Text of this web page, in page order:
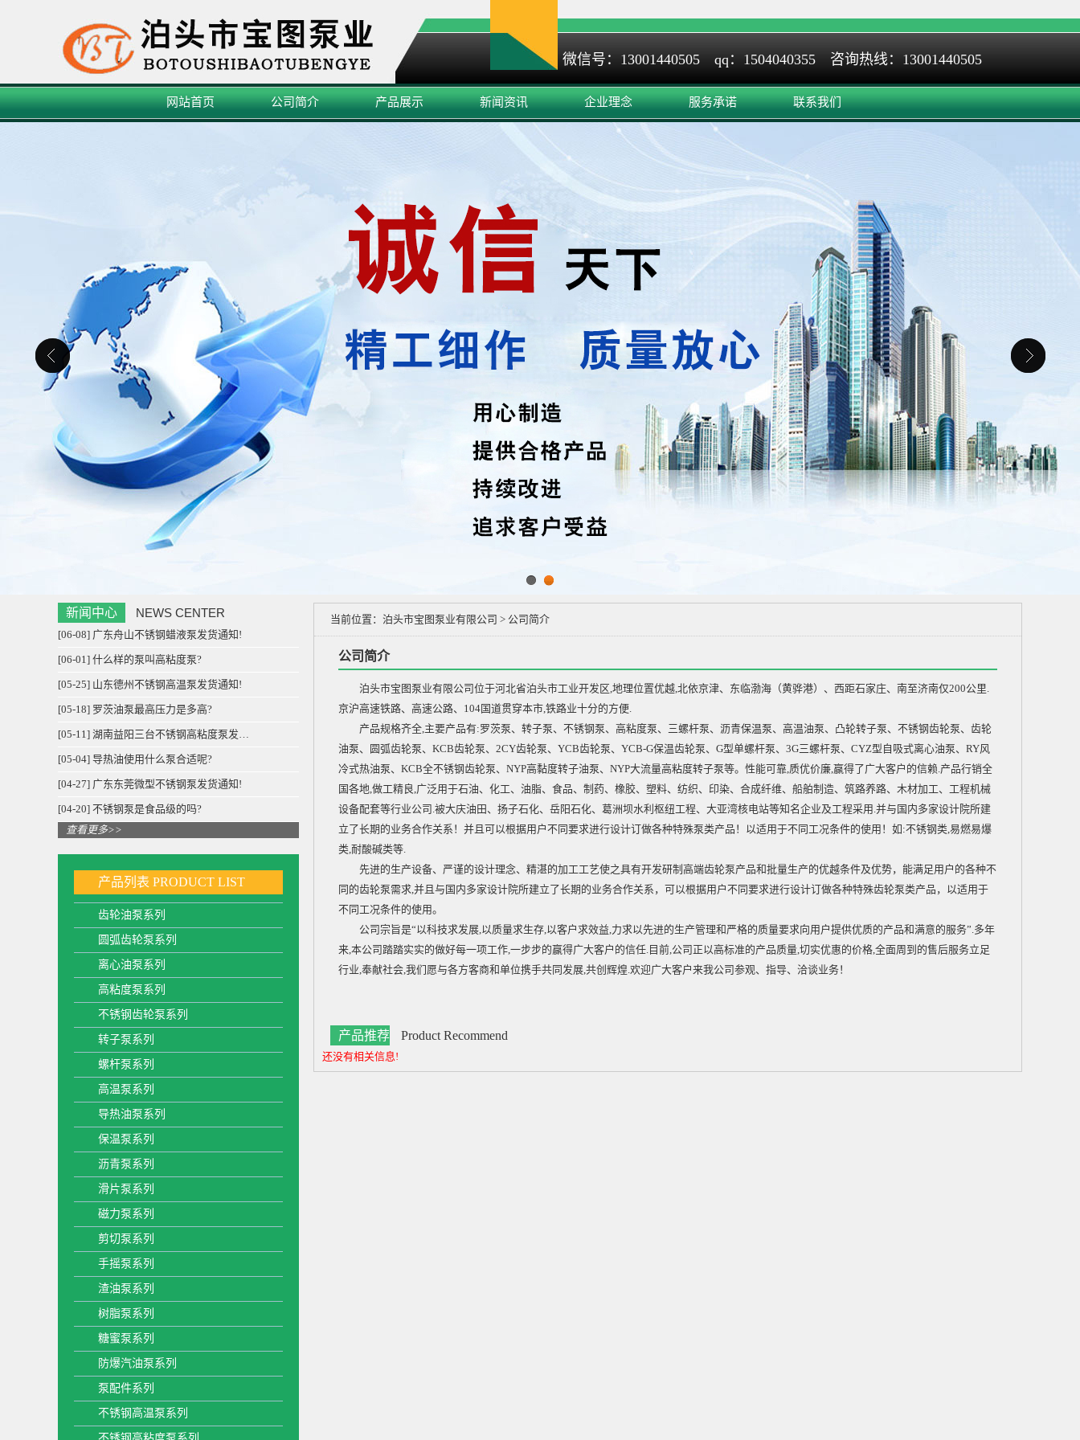
微信号：13001440505 qq：1504040355 咨询热线：13001440505
网站首页 公司简介 产品展示 新闻资讯 企业理念 服务承诺 联系我们
新闻中心 NEWS CENTER
[06-08] 广东舟山不锈钢蜡液泵发货通知!
[06-01] 什么样的泵叫高粘度泵?
[05-25] 山东德州不锈钢高温泵发货通知!
[05-18] 罗茨油泵最高压力是多高?
[05-11] 湖南益阳三台不锈钢高粘度泵发…
[05-04] 导热油使用什么泵合适呢?
[04-27] 广东东莞微型不锈钢泵发货通知!
[04-20] 不锈钢泵是食品级的吗?
查看更多>>
产品列表 PRODUCT LIST
齿轮油泵系列
圆弧齿轮泵系列
离心油泵系列
高粘度泵系列
不锈钢齿轮泵系列
转子泵系列
螺杆泵系列
高温泵系列
导热油泵系列
保温泵系列
沥青泵系列
滑片泵系列
磁力泵系列
剪切泵系列
手摇泵系列
渣油泵系列
树脂泵系列
糖蜜泵系列
防爆汽油泵系列
泵配件系列
不锈钢高温泵系列
当前位置： 泊头市宝图泵业有限公司 > 公司简介
公司简介
泊头市宝图泵业有限公司位于河北省泊头市工业开发区,地理位置优越,北依京津、东临渤海（黄骅港）、西距石家庄、南至济南仅200公里.
京沪高速铁路、高速公路、104国道贯穿本市,铁路业十分的方便.
产品规格齐全,主要产品有:罗茨泵、转子泵、 不锈钢泵、 高粘度泵、三螺杆泵、沥青保温泵、高温油泵、凸轮转子泵、不锈钢齿轮泵、齿轮
油泵、圆弧齿轮泵、 KCB齿轮泵、2CY齿轮泵、YCB齿轮泵、YCB-G保温齿轮泵、 G型单螺杆泵、 3G三螺杆泵、CYZ型自吸式离心油泵、RY风
冷式热油泵、KCB全不锈钢齿轮泵、NYP高黏度转子油泵、NYP大流量高粘度转子泵等。性能可靠,质优价廉,赢得了广大客户的信赖.产品行销全
国各地,做工精良,广泛用于石油、化工、油脂、食品、制药、橡胶、塑料、纺织、印染、合成纤维、船舶制造、筑路养路、木材加工、工程机械
设备配套等行业公司.被大庆油田、扬子石化、岳阳石化、葛洲坝水利枢纽工程、大亚湾核电站等知名企业及工程采用.并与国内多家设计院所建
立了长期的业务合作关系！并且可以根据用户不同要求进行设计订做各种特殊泵类产品！以适用于不同工况条件的使用！如:不锈钢类,易燃易爆
类,耐酸碱类等.
先进的生产设备、严谨的设计理念、精湛的加工工艺使之具有开发研制高端齿轮泵产品和批量生产的优越条件及优势，能满足用户的各种不
同的齿轮泵需求,并且与国内多家设计院所建立了长期的业务合作关系，可以根据用户不同要求进行设计订做各种特殊齿轮泵类产品，以适用于
不同工况条件的使用。
公司宗旨是“以科技求发展,以质量求生存,以客户求效益,力求以先进的生产管理和严格的质量要求向用户提供优质的产品和满意的服务”.多年
来,本公司踏踏实实的做好每一项工作,一步步的赢得广大客户的信任.目前,公司正以高标准的产品质量,切实优惠的价格,全面周到的售后服务立足
行业,奉献社会,我们愿与各方客商和单位携手共同发展,共创辉煌.欢迎广大客户来我公司参观、指导、洽谈业务！
产品推荐 Product Recommend
还没有相关信息!